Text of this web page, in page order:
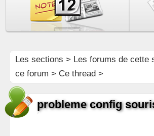
Les sections > Les forums de cette
ce forum > Ce thread >
probleme config